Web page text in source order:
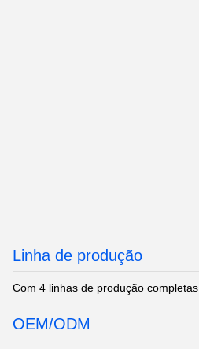
Linha de produção
Com 4 linhas de produção completas
OEM/ODM